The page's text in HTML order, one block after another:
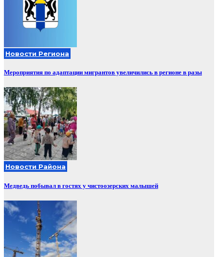
Новости Региона
Мероприятия по адаптации мигрантов увеличились в регионе в разы
Новости Района
Медведь побывал в гостях у чистоозерских малышей